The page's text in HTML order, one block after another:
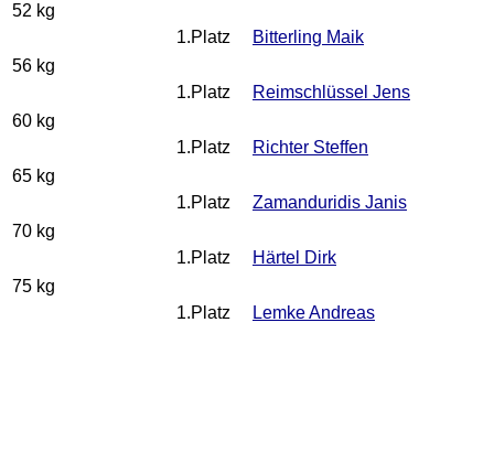
52 kg
1.Platz
Bitterling Maik
56 kg
1.Platz
Reimschlüssel Jens
60 kg
1.Platz
Richter Steffen
65 kg
1.Platz
Zamanduridis Janis
70 kg
1.Platz
Härtel Dirk
75 kg
1.Platz
Lemke Andreas